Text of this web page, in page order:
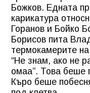
Божков. Едната
карикатура
Горанов и Бойко
Борисов пита
термокамерите
“Не знам, ако не
омаа”. Това беше
Къро беше